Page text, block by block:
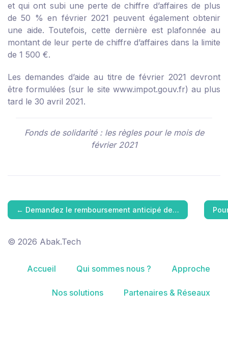
et qui ont subi une perte de chiffre d’affaires de plus
de 50 % en février 2021 peuvent également obtenir
une aide. Toutefois, cette dernière est plafonnée au
montant de leur perte de chiffre d’affaires dans la limite
de 1 500 €.
Les demandes d’aide au titre de février 2021 devront
être formulées (sur le site www.impot.gouv.fr) au plus
tard le 30 avril 2021.
Fonds de solidarité : les règles pour le mois de
février 2021
← Demandez le remboursement anticipé de…
© 2026 Abak.Tech
Accueil Qui sommes nous ? Approche
Nos solutions Partenaires & Réseaux